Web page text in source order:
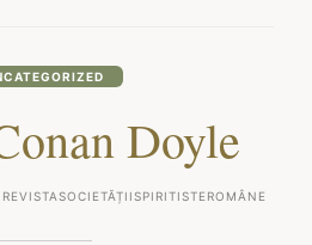
Doyle
REVISTASOCIETĂȚIISPIRITISTEROMÂNE